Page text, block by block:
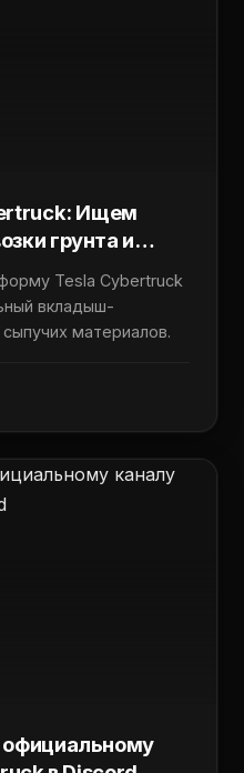
Ищем
грунта и
Tesla Cybertruck
вкладыш-
материалов.
официальному